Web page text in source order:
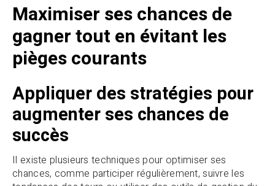
Maximiser ses chances de
gagner tout en évitant les
pièges courants
Appliquer des stratégies pour
augmenter ses chances de
succès
Il existe plusieurs techniques pour optimiser ses
chances, comme participer régulièrement, suivre les